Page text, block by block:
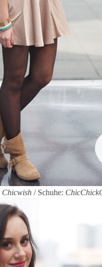
Chicwish/ Schuhe: